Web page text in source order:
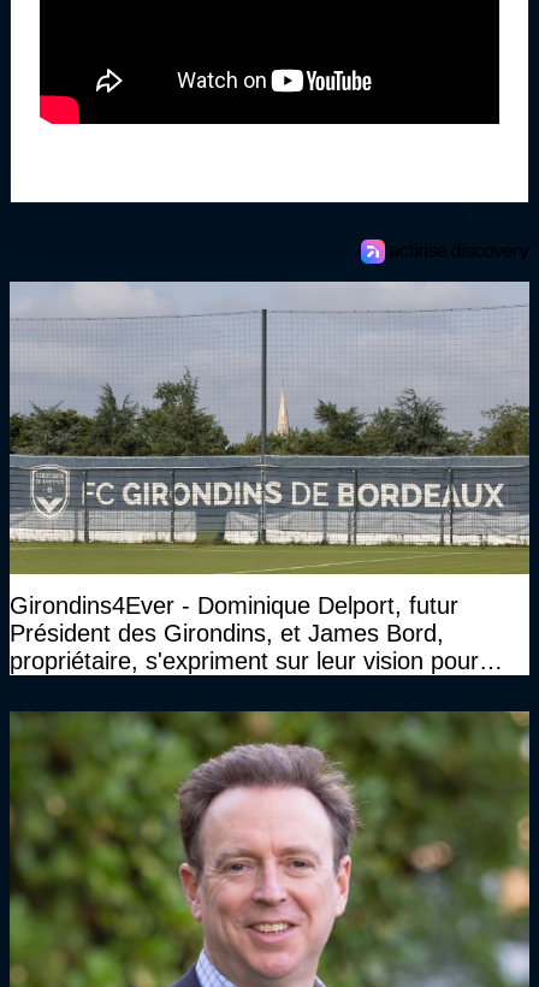
Girondins4Ever - Dominique Delport, futur
Président des Girondins, et James Bord,
propriétaire, s'expriment sur leur vision pour